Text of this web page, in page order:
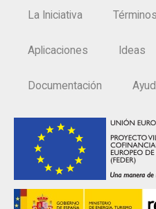
La Iniciativa
Aplicaciones Ideas
Documentación